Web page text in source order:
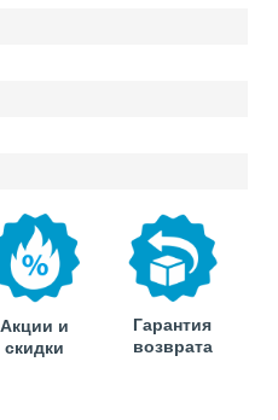
Акции и
скидки
Гарантия
возврата